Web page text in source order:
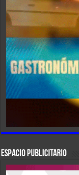
ESPACIO PUBLICITARIO